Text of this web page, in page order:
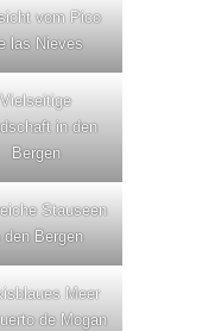
vom Pico
las Nieves
Vielseitige
in den
Bergen
Stauseen
den Bergen
Meer
de Mogan